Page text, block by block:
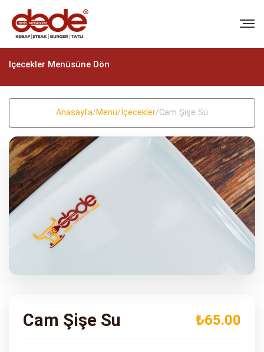
BIZI ARAYIN
+90 (322) 235 57 58
+90 (322) 235 57 58
info@dedekebap.com.tr
ADRES
Içecekler Menüsüne Dön
Anasayfa/Menü/ İçecekler/Cam Şişe Su
Cam Şişe Su ₺65.00